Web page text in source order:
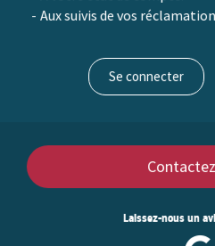
Aux suivis de vos
Se connecter
Laissez-nous un